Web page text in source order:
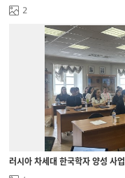
2
러시아 차세대 한국학자 양성 사업